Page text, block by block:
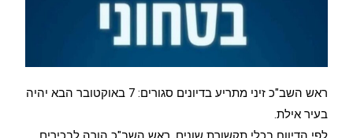
ראש השב"כ זיני מתריע בדיונים סגורים: 7 באוקטובר הבא יהיה
בעיר אילת.